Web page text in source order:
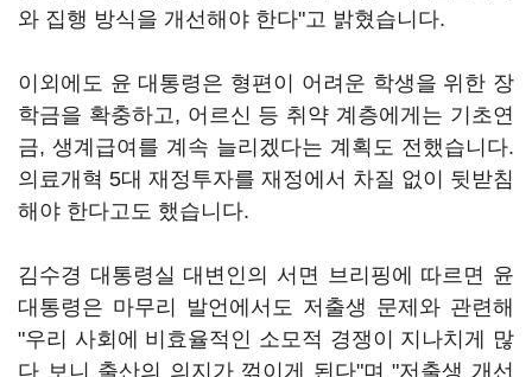
와 집행 방식을 개선해야 한다"고 밝혔습니다.
이외에도 윤 대통령은 형편이 어려운 학생을 위한 장
학금을 확충하고, 어르신 등 취약 계층에게는 기초연
금, 생계급여를 계속 늘리겠다는 계획도 전했습니다.
의료개혁 5대 재정투자를 재정에서 차질 없이 뒷받침
해야 한다고도 했습니다.
김수경 대통령실 대변인의 서면 브리핑에 따르면 윤
대통령은 마무리 발언에서도 저출생 문제와 관련해
"우리 사회에 비효율적인 소모적 경쟁이 지나치게 많
다 보니 출산의 의지가 꺾이게 된다"며 "저출생 개선